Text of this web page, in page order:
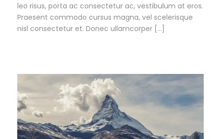
leo risus, porta ac consectetur ac, vestibulum at eros.
Praesent commodo cursus magna, vel scelerisque
nisl consectetur et. Donec ullamcorper […]